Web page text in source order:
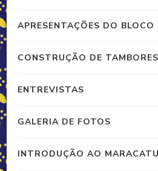
APRESENTAÇÕES DO BLOCO
CONSTRUÇÃO DE TAMBORES
ENTREVISTAS
GALERIA DE FOTOS
INTRODUÇÃO AO MARACATU